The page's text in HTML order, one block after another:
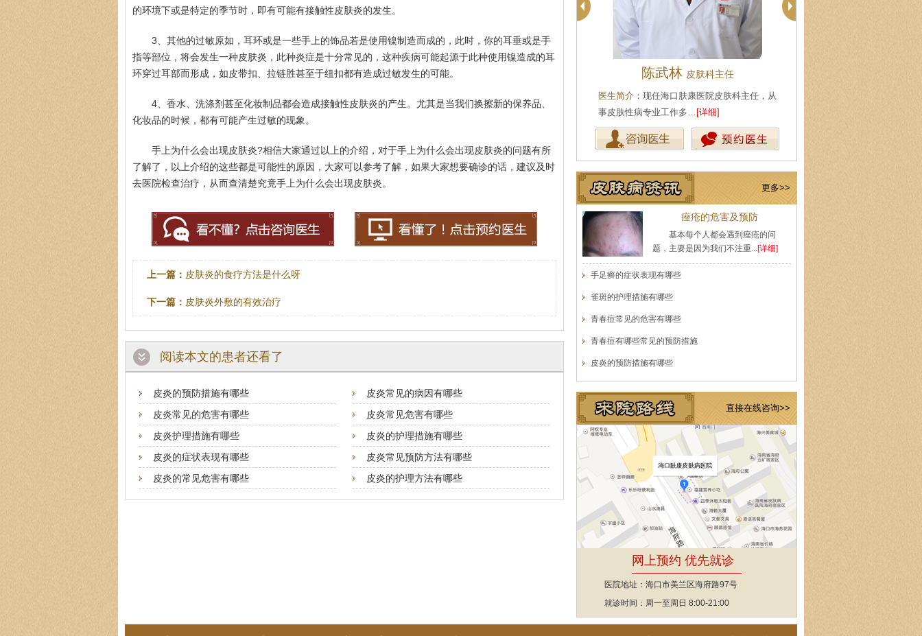
的环境下或是特定的季节时，即有可能有接触性皮肤炎的发生。
3、其他的过敏原如，耳环或是一些手上的饰品若是使用镍制造而成的，此时，你的耳垂或是手
指等部位，将会发生一种皮肤炎，此种炎症是十分常见的，这种疾病可能起源于此种使用镍造成的耳
环穿过耳部而形成，如皮带扣、拉链胜甚至于纽扣都有造成过敏发生的可能。
4、香水、洗涤剂甚至化妆制品都会造成接触性皮肤炎的产生。尤其是当我们换擦新的保养品、
化妆品的时候，都有可能产生过敏的现象。
手上为什么会出现皮肤炎?相信大家通过以上的介绍，对于手上为什么会出现皮肤炎的问题有所
了解了，以上介绍的这些都是可能性的原因，大家可以参考了解，如果大家想要确诊的话，建议及时
去医院检查治疗，从而查清楚究竟手上为什么会出现皮肤炎。
上一篇： 皮肤炎的食疗方法是什么呀
下一篇： 皮肤炎外敷的有效治疗
阅读本文的患者还看了
皮炎的预防措施有哪些
皮炎常见的病因有哪些
皮炎常见的危害有哪些
皮炎常见危害有哪些
皮炎护理措施有哪些
皮炎的护理措施有哪些
皮炎的症状表现有哪些
皮炎常见预防方法有哪些
皮炎的常见危害有哪些
皮炎的护理方法有哪些
陈武林 皮肤科主任
医生简介 ：现任海口肤康医院皮肤科主任，从
事皮肤性病专业工作多… [详细]
更多>>
痤疮的危害及预防
基本每个人都会遇到痤疮的问
题，主要是因为我们不注重...[详细]
手足癣的症状表现有哪些
雀斑的护理措施有哪些
青春痘常见的危害有哪些
青春痘有哪些常见的预防措施
皮炎的预防措施有哪些
直接在线咨询>>
网上预约 优先就诊
医院地址：海口市美兰区海府路97号
就诊时间：周一至周日 8:00-21:00